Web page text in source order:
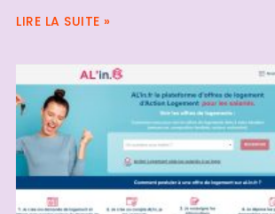
LIRE LA SUITE »